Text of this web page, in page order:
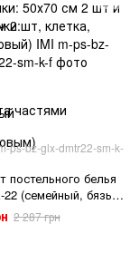
ps-bz-glx-dmtr22-sm-k-
постельного белья
(семейный, бязь
50х70 см
см 2 шт, клетка,
IMI
2 287 грн